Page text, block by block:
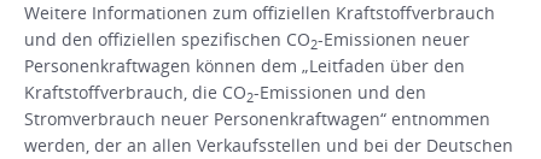
Weitere Informationen zum offiziellen Kraftstoffverbrauch
und den offiziellen spezifischen CO2-Emissionen neuer
Personenkraftwagen können dem „Leitfaden über den
Kraftstoffverbrauch, die CO2-Emissionen und den
Stromverbrauch neuer Personenkraftwagen“ entnommen
werden, der an allen Verkaufsstellen und bei der Deutschen